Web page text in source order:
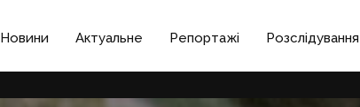
Новини Актуальне Репортажі Розслідування